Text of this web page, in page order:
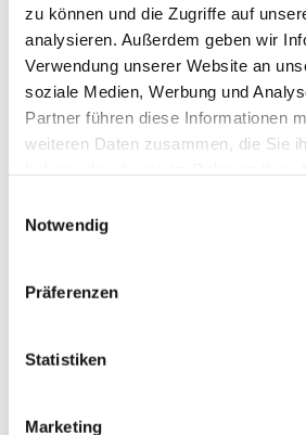
zu können und die Zugriffe auf
analysieren. Außerdem geben wir
Verwendung unserer Website an
soziale Medien, Werbung und
Partner führen diese Informationen
weiteren Daten zusammen, die Sie
Notwendig
Präferenzen
Statistiken
Marketing